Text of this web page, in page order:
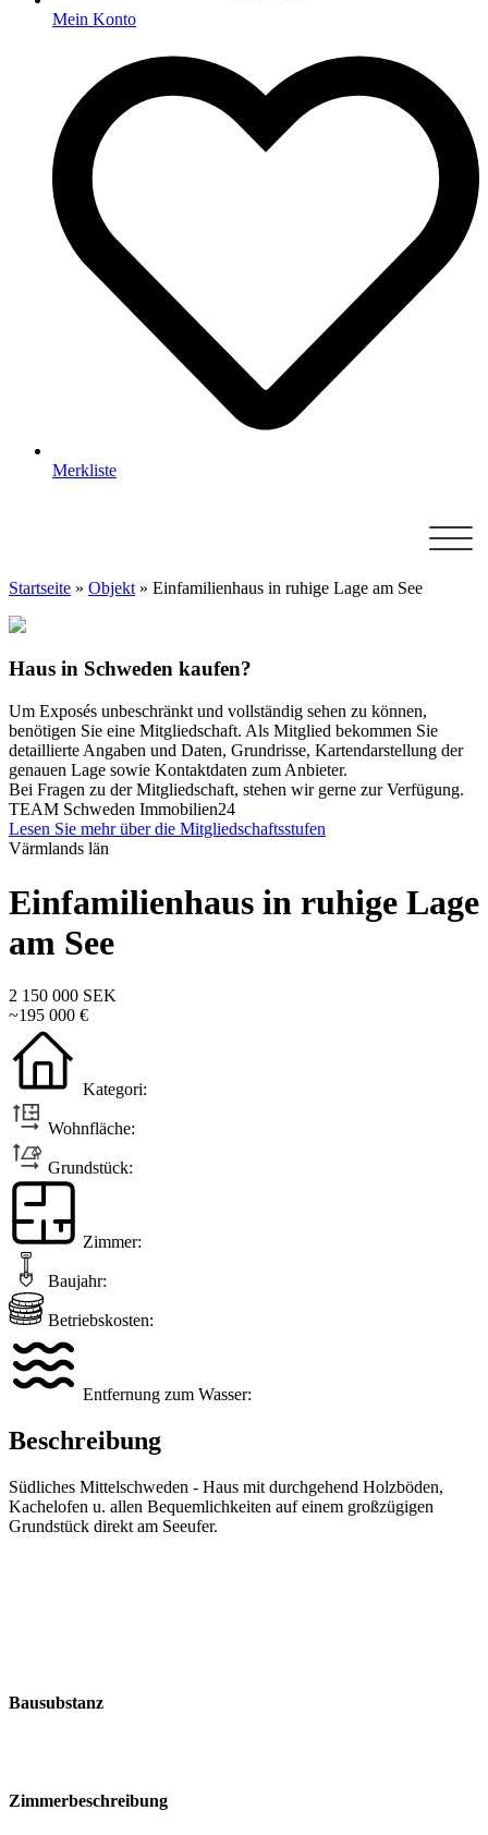
Mein Konto
Merkliste
Startseite » Objekt » Einfamilienhaus in ruhige Lage am See
Haus in Schweden kaufen?
Um Exposés unbeschränkt und vollständig sehen zu können,
benötigen Sie eine Mitgliedschaft. Als Mitglied bekommen Sie
detaillierte Angaben und Daten, Grundrisse, Kartendarstellung der
genauen Lage sowie Kontaktdaten zum Anbieter.
Bei Fragen zu der Mitgliedschaft, stehen wir gerne zur Verfügung.
TEAM Schweden Immobilien24
Lesen Sie mehr über die Mitgliedschaftsstufen
Värmlands län
Einfamilienhaus in ruhige Lage
am See
2 150 000 SEK
~195 000 €
Kategori:
Wohnfläche:
Grundstück:
Zimmer:
Baujahr:
Betriebskosten:
Entfernung zum Wasser:
Beschreibung
Südliches Mittelschweden - Haus mit durchgehend Holzböden,
Kachelofen u. allen Bequemlichkeiten auf einem großzügigen
Grundstück direkt am Seeufer.
Bausubstanz
Zimmerbeschreibung